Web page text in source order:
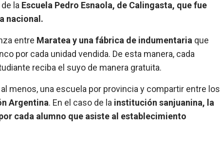
la Escuela Pedro Esnaola, de Calingasta, que fue
nacional.
entre Maratea y una fábrica de indumentaria que
por cada unidad vendida. De esta manera, cada
reciba el suyo de manera gratuita.
menos, una escuela por provincia y compartir entre los
Argentina. En el caso de la institución sanjuanina, la
cada alumno que asiste al establecimiento